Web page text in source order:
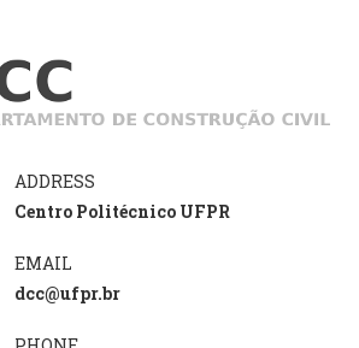
Centro Politécnico UFPR
dcc@ufpr.br